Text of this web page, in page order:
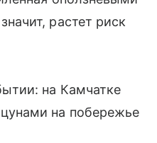
растет риск
на Камчатке
на побережье